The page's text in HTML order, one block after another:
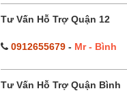
Tư Vấn Hỗ Trợ Quận 12
0912655679- Mr - Bình
Tư Vấn Hỗ Trợ Quận Bình